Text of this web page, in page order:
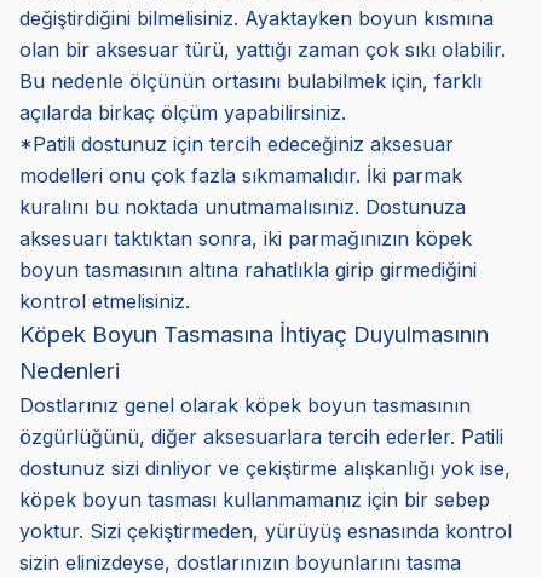
değiştirdiğini bilmelisiniz. Ayaktayken boyun kısmına
olan bir aksesuar türü, yattığı zaman çok sıkı olabilir.
Bu nedenle ölçünün ortasını bulabilmek için, farklı
açılarda birkaç ölçüm yapabilirsiniz.
*Patili dostunuz için tercih edeceğiniz aksesuar
modelleri onu çok fazla sıkmamalıdır. İki parmak
kuralını bu noktada unutmamalısınız. Dostunuza
aksesuarı taktıktan sonra, iki parmağınızın köpek
boyun tasmasının altına rahatlıkla girip girmediğini
kontrol etmelisiniz.
Köpek Boyun Tasmasına İhtiyaç Duyulmasının
Nedenleri
Dostlarınız genel olarak köpek boyun tasmasının
özgürlüğünü, diğer aksesuarlara tercih ederler. Patili
dostunuz sizi dinliyor ve çekiştirme alışkanlığı yok ise,
köpek boyun tasması kullanmamanız için bir sebep
yoktur. Sizi çekiştirmeden, yürüyüş esnasında kontrol
sizin elinizdeyse, dostlarınızın boyunlarını tasma